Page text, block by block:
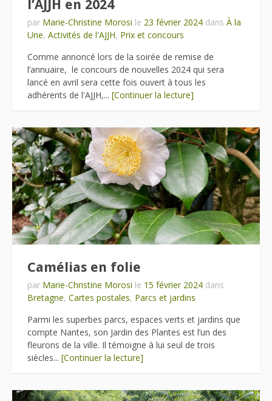
l’AJJH en 2024
par Marie-Christine Morosi le 23 février 2024 dans À la
Une, Activités de l'AJJH, Prix et concours
Comme annoncé lors de la soirée de remise de
l’annuaire, le concours de nouvelles 2024 qui sera
lancé en avril sera cette fois ouvert à tous les
adhérents de l'AJJH,... [Continuer la lecture]
Camélias en folie
par Marie-Christine Morosi le 15 février 2024 dans
Bretagne, Cartes postales, Parcs et jardins
Parmi les superbes parcs, espaces verts et jardins que
compte Nantes, son Jardin des Plantes est l’un des
fleurons de la ville. Il témoigne à lui seul de trois
siècles... [Continuer la lecture]